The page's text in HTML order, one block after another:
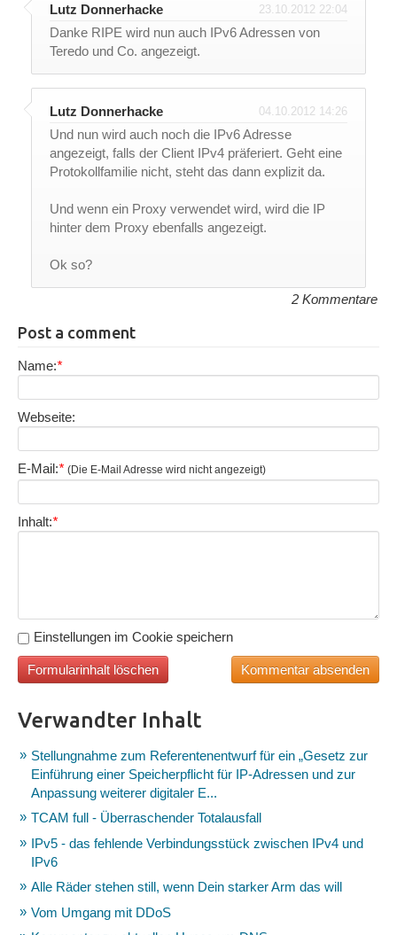
Lutz Donnerhacke 23.10.2012 22:04
Danke RIPE wird nun auch IPv6 Adressen von
Teredo und Co. angezeigt.
Lutz Donnerhacke 04.10.2012 14:26
Und nun wird auch noch die IPv6 Adresse
angezeigt, falls der Client IPv4 präferiert. Geht eine
Protokollfamilie nicht, steht das dann explizit da.
Und wenn ein Proxy verwendet wird, wird die IP
hinter dem Proxy ebenfalls angezeigt.
Ok so?
2 Kommentare
Post a comment
Name:*
Webseite:
E-Mail:* (Die E-Mail Adresse wird nicht angezeigt)
Inhalt:*
Einstellungen im Cookie speichern
Verwandter Inhalt
Stellungnahme zum Referentenentwurf für ein „Gesetz zur
Einführung einer Speicherpflicht für IP-Adressen und zur
Anpassung weiterer digitaler E...
TCAM full - Überraschender Totalausfall
IPv5 - das fehlende Verbindungsstück zwischen IPv4 und
IPv6
Alle Räder stehen still, wenn Dein starker Arm das will
Vom Umgang mit DDoS